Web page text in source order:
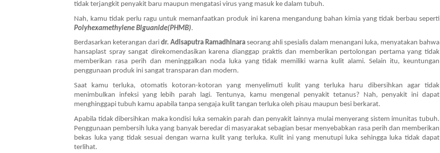
tidak terjangkit penyakit baru maupun mengatasi virus yang masuk ke dalam tubuh.
Nah, kamu tidak perlu ragu untuk memanfaatkan produk ini karena mengandung bahan kimia yang tidak berbau seperti
Polyhexamethylene Biguanide(PHMB).
Berdasarkan keterangan dari dr. Adisaputra Ramadhinara seorang ahli spesialis dalam menangani luka, menyatakan bahwa
hansaplast spray sangat direkomendasikan karena dianggap praktis dan memberikan pertolongan pertama yang tidak
memberikan rasa perih dan meninggalkan noda luka yang tidak memiliki warna kulit alami. Selain itu, keuntungan
penggunaan produk ini sangat transparan dan modern.
Saat kamu terluka, otomatis kotoran-kotoran yang menyelimuti kulit yang terluka haru dibersihkan agar tidak
menimbulkan infeksi yang lebih parah lagi. Tentunya, kamu mengenal penyakit tetanus? Nah, penyakit ini dapat
menghinggapi tubuh kamu apabila tanpa sengaja kulit tangan terluka oleh pisau maupun besi berkarat.
Apabila tidak dibersihkan maka kondisi luka semakin parah dan penyakit lainnya mulai menyerang sistem imunitas tubuh.
Penggunaan pembersih luka yang banyak beredar di masyarakat sebagian besar menyebabkan rasa perih dan memberikan
bekas luka yang tidak sesuai dengan warna kulit yang terluka. Kulit ini yang menutupi luka sehingga luka tidak dapat
terlihat.